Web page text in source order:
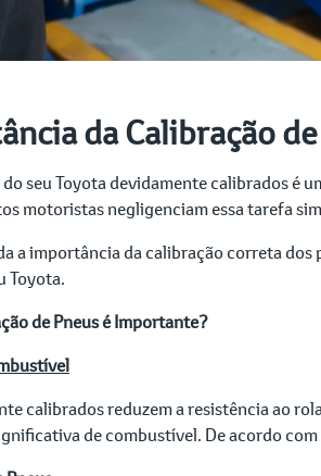
da Calibração
seu Toyota devidamente calibrados é
motoristas negligenciam essa tarefa
a importância da calibração correta
Toyota.
de Pneus é Importante?
calibrados reduzem a resistência ao
de combustível. De acordo